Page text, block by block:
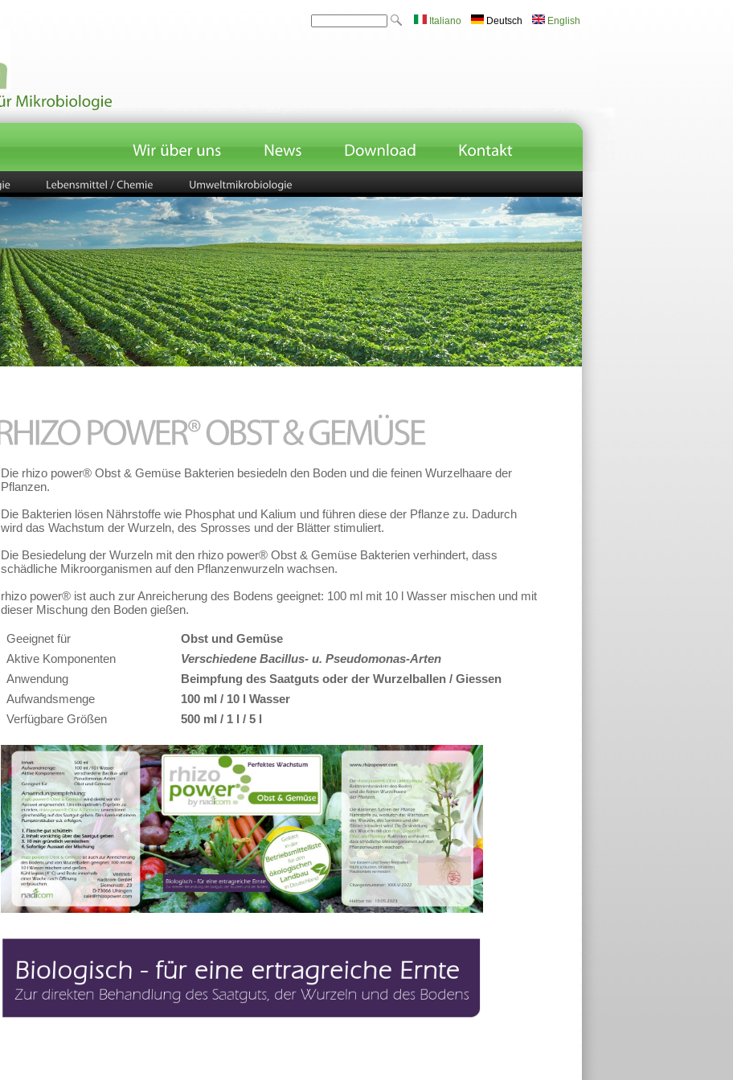
English
Deutsch
Italiano
Die rhizo power® Obst & Gemüse Bakterien besiedeln den Boden und die feinen Wurzelhaare der
Pflanzen.
Die Bakterien lösen Nährstoffe wie Phosphat und Kalium und führen diese der Pflanze zu. Dadurch
wird das Wachstum der Wurzeln, des Sprosses und der Blätter stimuliert.
Die Besiedelung der Wurzeln mit den rhizo power® Obst & Gemüse Bakterien verhindert, dass
schädliche Mikroorganismen auf den Pflanzenwurzeln wachsen.
rhizo power® ist auch zur Anreicherung des Bodens geeignet: 100 ml mit 10 l Wasser mischen und mit
dieser Mischung den Boden gießen.
Geeignet für
Obst und Gemüse
Aktive Komponenten
Verschiedene Bacillus- u. Pseudomonas-Arten
Anwendung
Beimpfung des Saatguts oder der Wurzelballen / Giessen
Aufwandsmenge
100 ml / 10 l Wasser
Verfügbare Größen
500 ml / 1 l / 5 l